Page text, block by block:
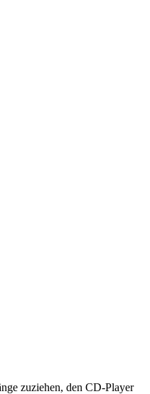
zuziehen, den CD-Player